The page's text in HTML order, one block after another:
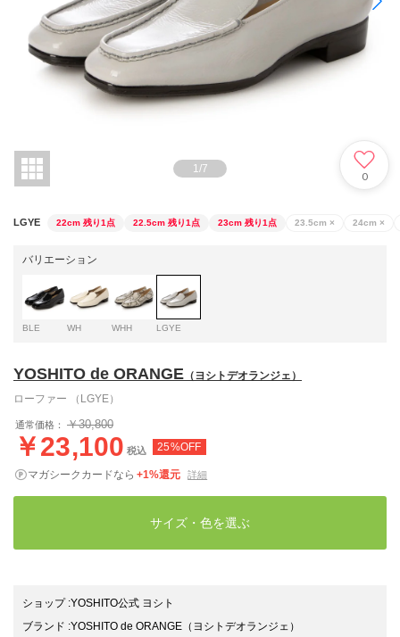
1 /7
0
LGYE 22cm 残り1点 22.5cm 残り1点 23cm 残り1点 23.5cm × 24cm ×
バリエーション
BLE WH WHH LGYE
YOSHITO de ORANGE （ヨシトデオランジェ）
ローファー （LGYE）
通常価格： ￥30,800
￥23,100 税込 25%OFF
マガシークカードなら +1%還元 詳細
サイズ・色を選ぶ
ショップ:YOSHITO公式 ヨシト
ブランド :YOSHITO de ORANGE （ヨシトデオランジェ）